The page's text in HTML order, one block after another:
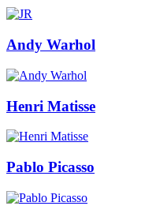
Andy Warhol
Henri Matisse
Pablo Picasso